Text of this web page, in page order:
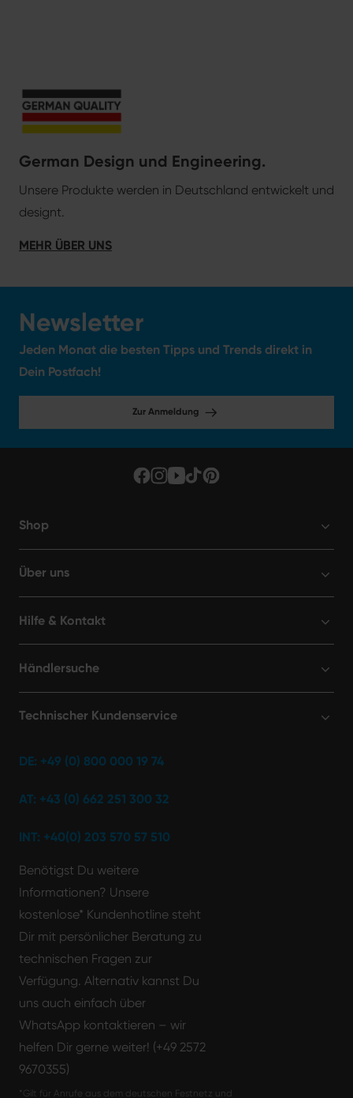
German Design und Engineering.
Unsere Produkte werden in Deutschland entwickelt und
designt.
MEHR ÜBER UNS
Newsletter
Jeden Monat die besten Tipps und Trends direkt in
Dein Postfach!
Zur Anmeldung
Shop
Über uns
Hilfe & Kontakt
Händlersuche
Technischer Kundenservice
DE: +49 (0) 800 000 19 74
AT: +43 (0) 662 251 300 32
INT: +40(0) 203 570 57 510
Benötigst Du weitere
Informationen? Unsere
kostenlose* Kundenhotline steht
Dir mit persönlicher Beratung zu
technischen Fragen zur
Verfügung. Alternativ kannst Du
uns auch einfach über
WhatsApp kontaktieren – wir
helfen Dir gerne weiter! (+49 2572
9670355)
*Gilt für Anrufe aus dem deutschen Festnetz und